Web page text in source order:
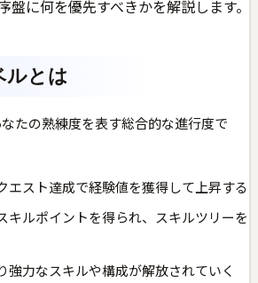
盤に何を優先すべきかを解説します。
ルとは
たの熟練度を表す総合的な進行度で
エスト達成で経験値を獲得して上昇する
キルポイントを得られ、スキルツリーを
強力なスキルや構成が解放されていく